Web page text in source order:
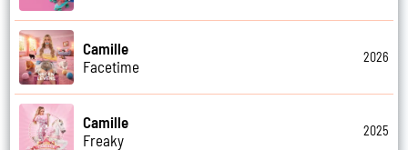
Camille
Facetime
2026
Camille
Freaky
2025